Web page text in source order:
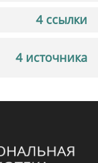
4 ссылки
4 источника